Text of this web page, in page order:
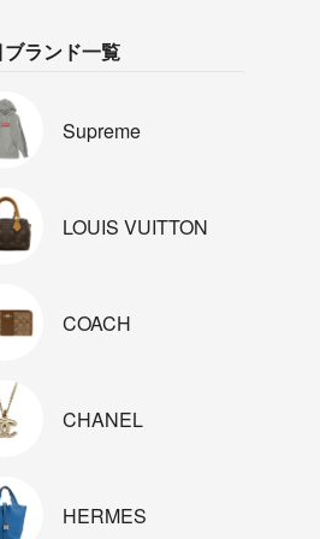
ランド一覧
Supreme
LOUIS VUITTON
COACH
CHANEL
HERMES